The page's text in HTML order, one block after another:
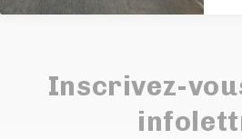
Inscrivez-